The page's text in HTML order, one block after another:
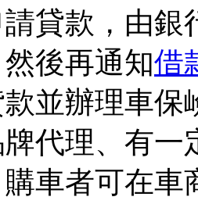
貸款，由銀
後再通知借
並辦理車保
代理、有一
車者可在車